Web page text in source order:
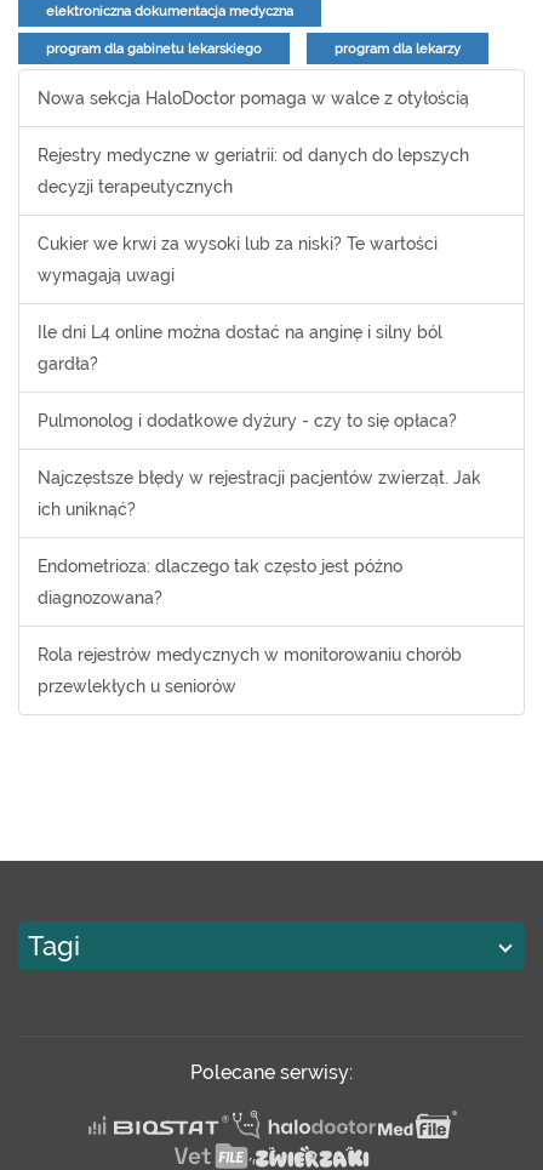
elektroniczna dokumentacja medyczna
program dla gabinetu lekarskiego program dla lekarzy
Nowa sekcja HaloDoctor pomaga w walce z otyłością
Rejestry medyczne w geriatrii: od danych do lepszych
decyzji terapeutycznych
Cukier we krwi za wysoki lub za niski? Te wartości
wymagają uwagi
Ile dni L4 online można dostać na anginę i silny ból
gardła?
Pulmonolog i dodatkowe dyżury - czy to się opłaca?
Najczęstsze błędy w rejestracji pacjentów zwierząt. Jak
ich uniknąć?
Endometrioza: dlaczego tak często jest późno
diagnozowana?
Rola rejestrów medycznych w monitorowaniu chorób
przewlekłych u seniorów
Tagi
Polecane serwisy: